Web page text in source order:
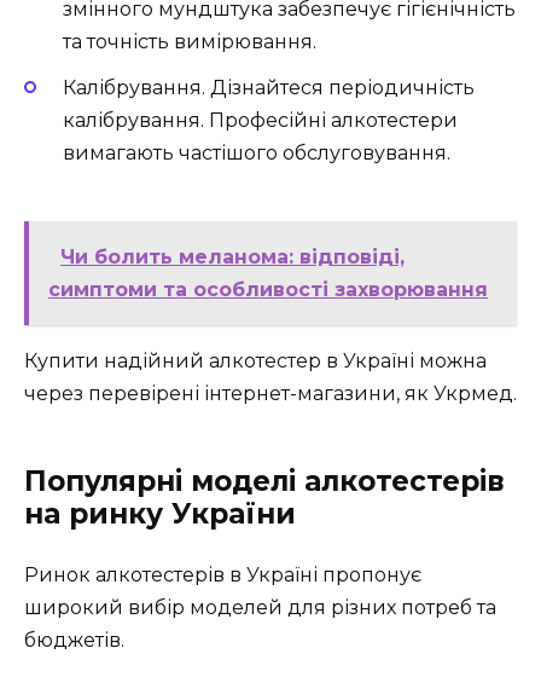
змінного мундштука забезпечує гігієнічність
та точність вимірювання.
Калібрування. Дізнайтеся періодичність
калібрування. Професійні алкотестери
вимагають частішого обслуговування.
Чи болить меланома: відповіді,
симптоми та особливості захворювання
Купити надійний алкотестер в Україні можна
через перевірені інтернет-магазини, як Укрмед.
Популярні моделі алкотестерів
на ринку України
Ринок алкотестерів в Україні пропонує
широкий вибір моделей для різних потреб та
бюджетів.